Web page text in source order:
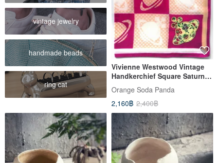
vintage jewelry
handmade beads
ring cat
Vivienne Westwood Vintage
Handkerchief Square Saturn
19.5 x 19 inches
Orange​ Soda​ Panda
2,160฿ 2,400฿